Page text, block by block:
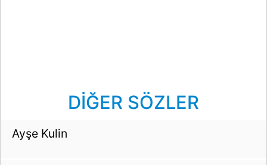
DİĞER SÖZLER
Ayşe Kulin